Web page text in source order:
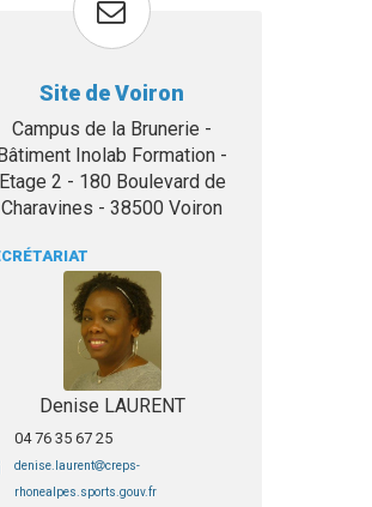
Site de Voiron
Campus de la Brunerie -
Bâtiment Inolab Formation -
Etage 2 - 180 Boulevard de
Charavines - 38500 Voiron
Denise LAURENT
04 76 35 67 25
denise.laurent
creps-
rhonealpes.sports.gouv.fr